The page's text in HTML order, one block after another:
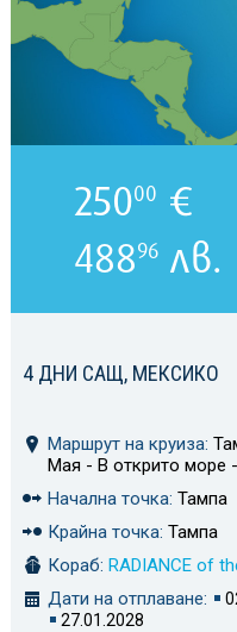
4 ДНИ САЩ, МЕКСИКО
Маршрут на круиза:
Мая - В открито море
Начална точка: Тампа
Крайна точка: Тампа
Кораб: RADIANCE of
Дати на отплаване:
27.01.2028
25000 €
48896 лв.